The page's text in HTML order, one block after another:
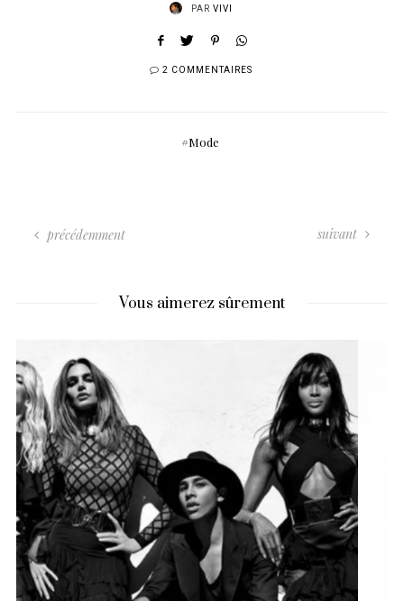
PAR VIVI
2 COMMENTAIRES
Mode
précédemment suivant
Vous aimerez sûrement